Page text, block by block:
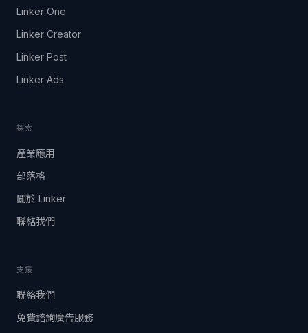
Linker One
Linker Creator
Linker Post
Linker Ads
探索
產業應用
部落格
關於 Linker
聯絡我們
支援
聯絡我們
免費諮詢廣告服務